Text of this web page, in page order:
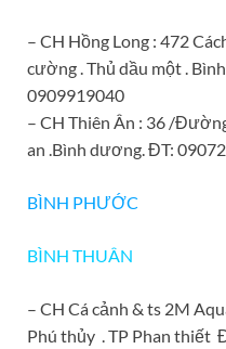
– CH Hồng Long : 472
cường . Thủ dầu một .
0909919040
– CH Thiên Ân : 36 /
an .Bình dương. ĐT:
BÌNH PHƯỚC
BÌNH THUÂN
– CH Cá cảnh & ts 2M
Phú thủy . TP Phan thiết